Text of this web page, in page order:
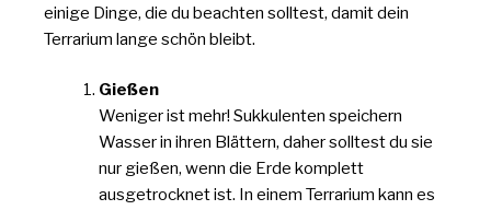
einige Dinge, die du beachten solltest, damit dein
Terrarium lange schön bleibt.
Gießen
Weniger ist mehr! Sukkulenten speichern
Wasser in ihren Blättern, daher solltest du sie
nur gießen, wenn die Erde komplett
ausgetrocknet ist. In einem Terrarium kann es